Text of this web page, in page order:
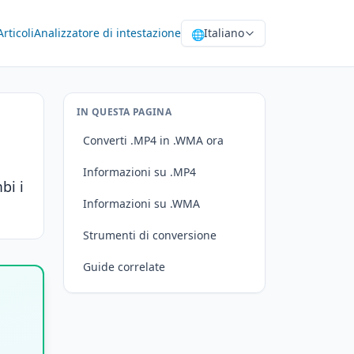
Analizzatore di intestazione 🌐Italiano
i
IN QUESTA PAGINA
Converti .MP4 in .WMA ora
Informazioni su .MP4
Informazioni su .WMA
Strumenti di conversione
Guide correlate